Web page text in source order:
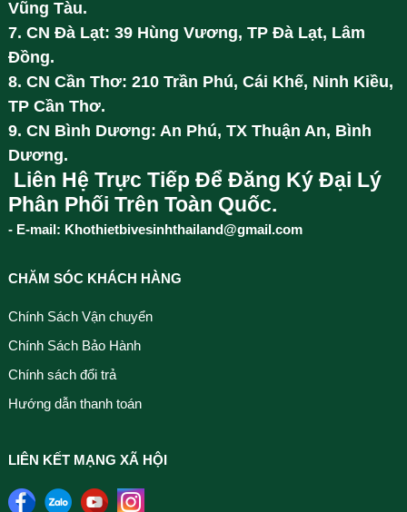
Vũng Tàu.
7. CN Đà Lạt: 39 Hùng Vương, TP Đà Lạt, Lâm
Đồng.
8. CN Cần Thơ: 210 Trần Phú, Cái Khế, Ninh Kiều,
TP Cần Thơ.
9. CN Bình Dương: An Phú, TX Thuận An, Bình
Dương.
Liên Hệ Trực Tiếp Để Đăng Ký Đại Lý
Phân Phối Trên Toàn Quốc.
- E-mail: Khothietbivesinhthailand@gmail.com
CHĂM SÓC KHÁCH HÀNG
Chính Sách Vận chuyển
Chính Sách Bảo Hành
Chính sách đổi trả
Hướng dẫn thanh toán
LIÊN KẾT MẠNG XÃ HỘI